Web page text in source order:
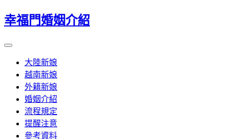
幸福門婚姻介紹
大陸新娘
越南新娘
外籍新娘
婚姻介紹
流程規定
提醒注意
參考資料